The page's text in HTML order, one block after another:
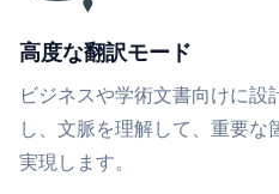
高度な翻訳モード
ビジネスや学術文書向けに
し、文脈を理解して、重要
実現します。